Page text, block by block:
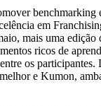
benchmarking
em
mais uma edição
ricos de
os participantes.
e Kumon,